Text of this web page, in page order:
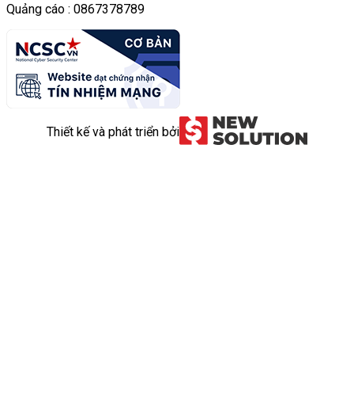
Quảng cáo : 0867378789
Thiết kế và phát triển bởi